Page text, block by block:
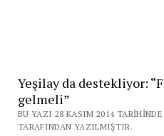
Yeşilay da destekliyor:
gelmeli”
BU YAZI 28 KASIM 2014
TARAFINDAN YAZILMIŞTIR.